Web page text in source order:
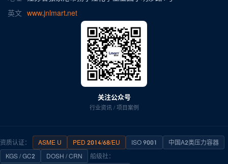
英文 www.jnlmart.net
关注公众号
行业资讯 / 项目案例
资质认证： ASME U PED 2014/68/EU ISO 9001
中国A2类压力容器
KGS / GC2
DOSH / CRN 船级社：